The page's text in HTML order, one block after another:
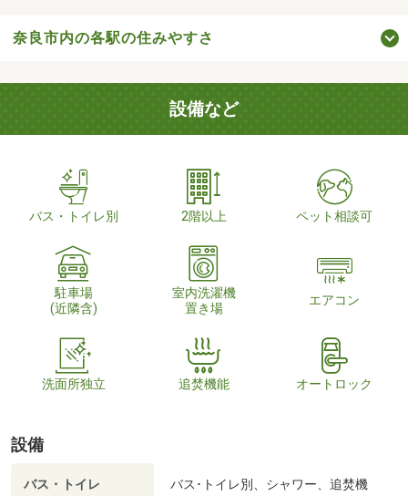
奈良市内の各駅の住みやすさ
設備など
バス・トイレ別 2階以上 ペット相談可
駐車場
(近隣含)
室内洗濯機
置き場
エアコン
洗面所独立 追焚機能 オートロック
設備
バス・トイレ
バス･トイレ別、シャワー、追焚機